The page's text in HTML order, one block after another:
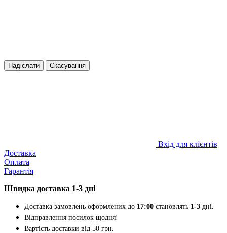
Надіслати Скасування
Вхід для клієнтів
Доставка
Оплата
Гарантія
Швидка доставка 1-3 дні
Доставка замовлень оформлених до 17:00 становлять 1-3 дні.
Відправлення посилок щодня!
Вартість доставки від 50 грн.